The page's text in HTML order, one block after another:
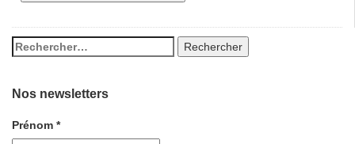
Nos newsletters
Prénom *